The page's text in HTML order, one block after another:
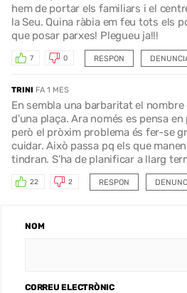
hem de portar els familiars i el
la Seu. Quina ràbia em feu tots els
que posar parxes! Plegueu ja!!!
RESPON
7 0
TRINI FA 1 MES
En sembla una barbaritat el
d'una plaça. Ara només es pensa
però el pròxim problema és fer-se
cuidar. Això passa pq els que
tindran. S'ha de planificar a llarg
RESPON
22 2
NOM
CORREU ELECTRÒNIC